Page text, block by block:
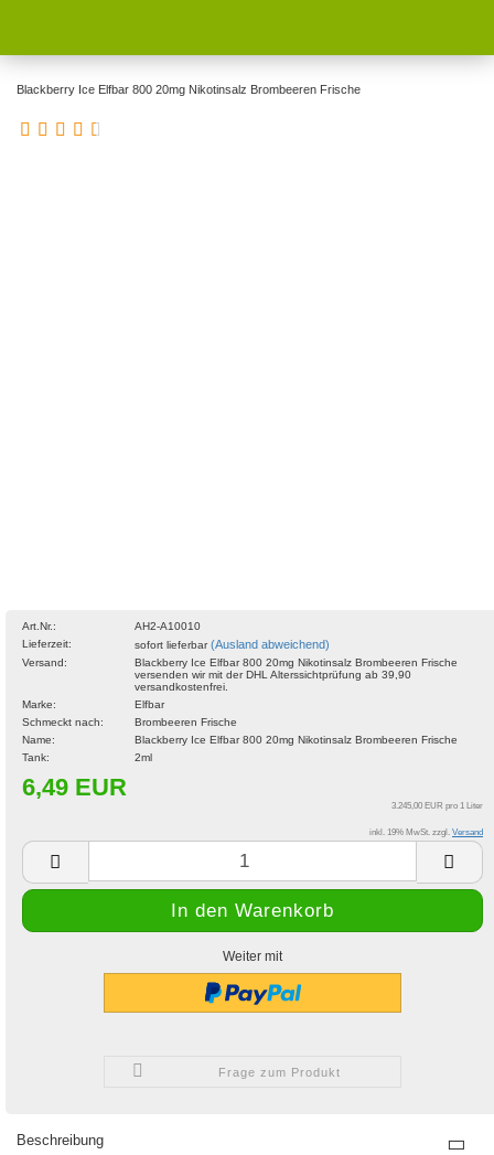
Blackberry Ice Elfbar 800 20mg Nikotinsalz Brombeeren Frische
Art.Nr.:
AH2-A10010
Lieferzeit:
sofort lieferbar(Ausland abweichend)
Versand:
Blackberry Ice Elfbar 800 20mg Nikotinsalz Brombeeren Frische
versenden wir mit der DHL Alterssichtprüfung ab 39,90
versandkostenfrei.
Marke:
Elfbar
Schmeckt nach:
Brombeeren Frische
Name:
Blackberry Ice Elfbar 800 20mg Nikotinsalz Brombeeren Frische
Tank:
2ml
6,49 EUR
3.245,00 EUR pro 1 Liter
inkl. 19% MwSt. zzgl. Versand
Weiter mit
Frage zum Produkt
Beschreibung